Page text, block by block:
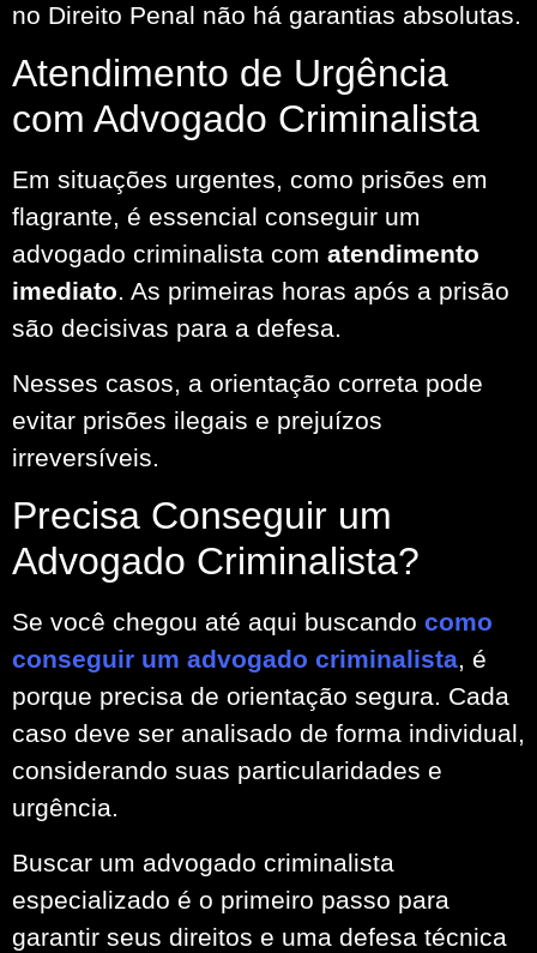
no Direito Penal não há garantias absolutas.
Atendimento de Urgência
com Advogado Criminalista
Em situações urgentes, como prisões em
flagrante, é essencial conseguir um
advogado criminalista com atendimento
imediato. As primeiras horas após a prisão
são decisivas para a defesa.
Nesses casos, a orientação correta pode
evitar prisões ilegais e prejuízos
irreversíveis.
Precisa Conseguir um
Advogado Criminalista?
Se você chegou até aqui buscando como
conseguir um advogado criminalista, é
porque precisa de orientação segura. Cada
caso deve ser analisado de forma individual,
considerando suas particularidades e
urgência.
Buscar um advogado criminalista
especializado é o primeiro passo para
garantir seus direitos e uma defesa técnica